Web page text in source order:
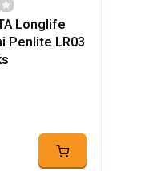
Longlife
Penlite LR03